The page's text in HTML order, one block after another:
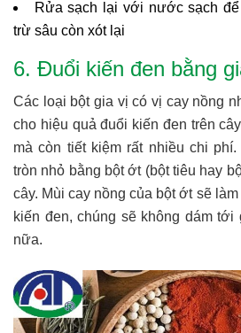
Rửa sạch lại với nước sạch
trừ sâu còn xót lại
6. Đuổi kiến đen bằng
Các loại bột gia vị có vị cay nồng
cho hiệu quả đuổi kiến đen trên
mà còn tiết kiệm rất nhiều chi
tròn nhỏ bằng bột ớt (bột tiêu hay
cây. Mùi cay nồng của bột ớt sẽ
kiến đen, chúng sẽ không dám tới
nữa.